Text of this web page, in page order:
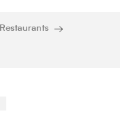
Restaurants